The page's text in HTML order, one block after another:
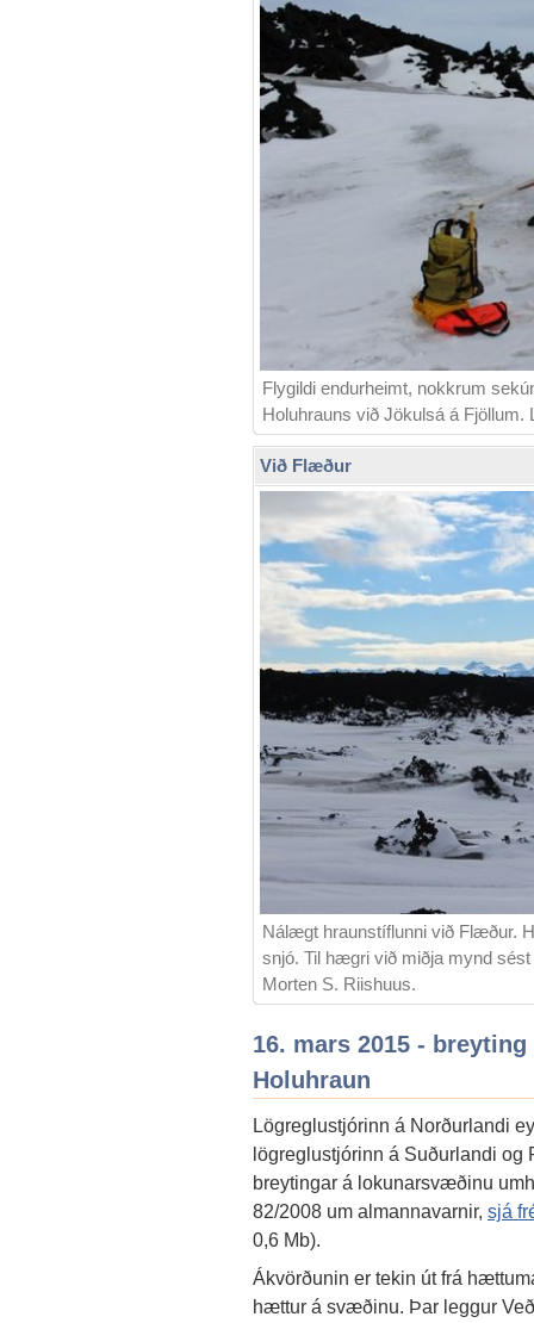
Flygildi endurheimt, nokkrum
Holuhrauns við Jökulsá á
Við Flæður
Nálægt hraunstíflunni við Flæður.
snjó. Til hægri við miðja mynd
Morten S. Riishuus.
16. mars 2015 -
Holuhraun
Lögreglustjórinn á Norðurlandi
lögreglustjórinn á Suðurlandi og
breytingar á lokunarsvæðinu
82/2008 um almannavarnir, sjá
0,6 Mb).
Ákvörðunin er tekin út frá
hættur á svæðinu. Þar leggur